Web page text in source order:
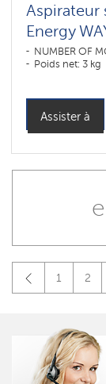
Aspirateur
Energy
NUMBER OF
Poids net: 3 kg
Assister à
1 2